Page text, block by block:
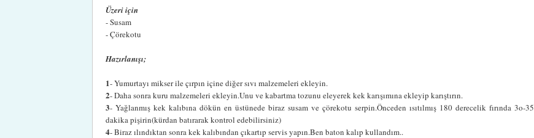
Üzeri için
- Susam
- Çörekotu
Hazırlanışı;
1- Yumurtayı mikser ile çırpın içine diğer sıvı malzemeleri ekleyin.
2- Daha sonra kuru malzemeleri ekleyin.Unu ve kabartma tozunu eleyerek kek karışımına ekleyip karıştırın.
3- Yağlanmış kek kalıbına dökün en üstünede biraz susam ve çörekotu serpin.Önceden ısıtılmış 180 derecelik fırında 3o-35
dakika pişirin(kürdan batırarak kontrol edebilirsiniz)
4- Biraz ılındıktan sonra kek kalıbından çıkartıp servis yapın.Ben baton kalıp kullandım..